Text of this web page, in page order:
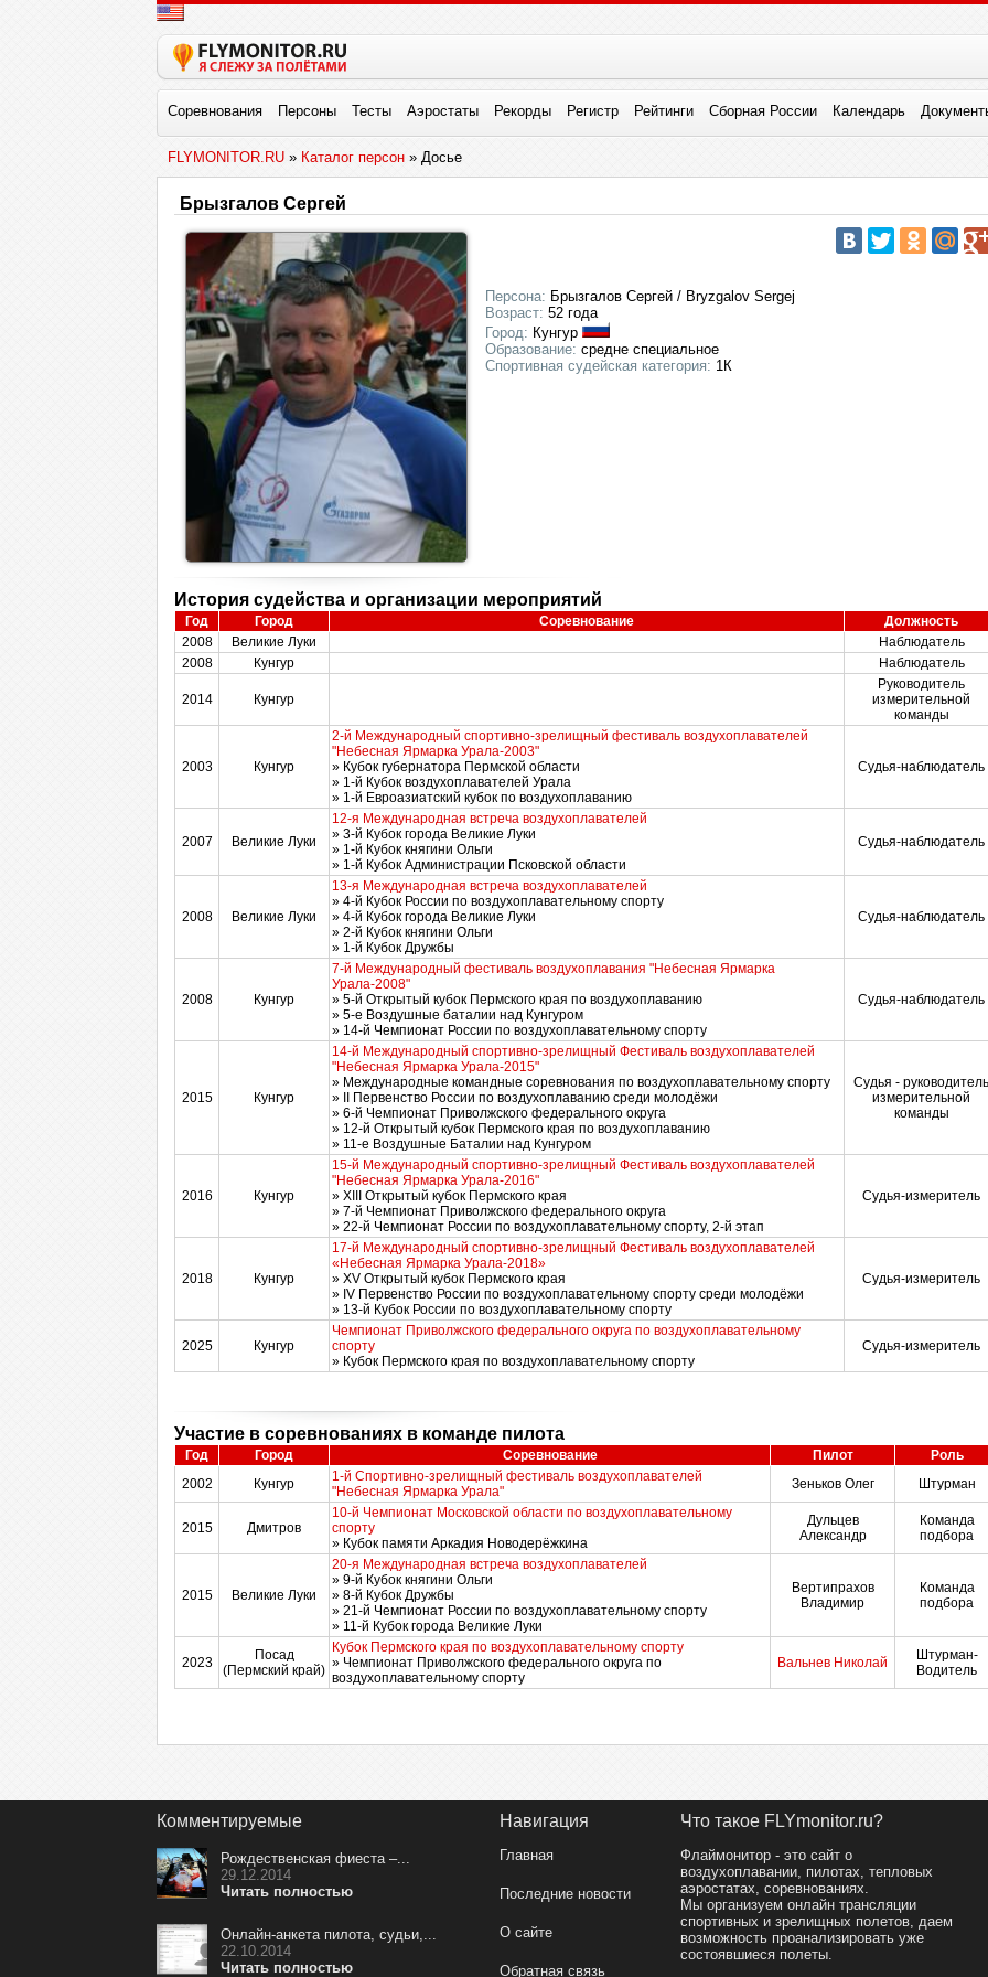
Соревнования Персоны Тесты Аэростаты Рекорды Регистр Рейтинги Сборная России Календарь
FLYMONITOR.RU » Каталог персон » Досье
Брызгалов Сергей
Персона: Брызгалов Сергей / Bryzgalov Sergej
Возраст: 52 года
Город: Кунгур
Образование: средне специальное
Спортивная судейская категория: 1К
История судейства и организации мероприятий
Год Город Соревнование
Должность
2008
Великие Луки
Наблюдатель
2008
Кунгур Наблюдатель
2014 Кунгур
Руководитель
измерительной
команды
2003 Кунгур
2-й Международный спортивно-зрелищный фестиваль воздухоплавателей
"Небесная Ярмарка Урала-2003"
» Кубок губернатора Пермской области
» 1-й Кубок воздухоплавателей Урала
» 1-й Евроазиатский кубок по воздухоплаванию
Судья-наблюдатель
2007 Великие Луки
12-я Международная встреча воздухоплавателей
» 3-й Кубок города Великие Луки
» 1-й Кубок княгини Ольги
» 1-й Кубок Администрации Псковской области
Судья-наблюдатель
2008 Великие Луки
13-я Международная встреча воздухоплавателей
» 4-й Кубок России по воздухоплавательному спорту
» 4-й Кубок города Великие Луки
» 2-й Кубок княгини Ольги
» 1-й Кубок Дружбы
Судья-наблюдатель
2008 Кунгур
7-й Международный фестиваль воздухоплавания "Небесная Ярмарка
Урала-2008"
» 5-й Открытый кубок Пермского края по воздухоплаванию
» 5-е Воздушные баталии над Кунгуром
» 14-й Чемпионат России по воздухоплавательному спорту
Судья-наблюдатель
2015 Кунгур
14-й Международный спортивно-зрелищный Фестиваль воздухоплавателей
"Небесная Ярмарка Урала-2015"
» Международные командные соревнования по воздухоплавательному спорту
» II Первенство России по воздухоплаванию среди молодёжи
» 6-й Чемпионат Приволжского федерального округа
» 12-й Открытый кубок Пермского края по воздухоплаванию
» 11-е Воздушные Баталии над Кунгуром
Судья - руководитель
измерительной
команды
2016 Кунгур
15-й Международный спортивно-зрелищный Фестиваль воздухоплавателей
"Небесная Ярмарка Урала-2016"
» XIII Открытый кубок Пермского края
» 7-й Чемпионат Приволжского федерального округа
» 22-й Чемпионат России по воздухоплавательному спорту, 2-й этап
Судья-измеритель
2018 Кунгур
17-й Международный спортивно-зрелищный Фестиваль воздухоплавателей
«Небесная Ярмарка Урала-2018»
» XV Открытый кубок Пермского края
» IV Первенство России по воздухоплавательному спорту среди молодёжи
» 13-й Кубок России по воздухоплавательному спорту
Судья-измеритель
2025 Кунгур
Чемпионат Приволжского федерального округа по воздухоплавательному
спорту
» Кубок Пермского края по воздухоплавательному спорту
Судья-измеритель
Участие в соревнованиях в команде пилота
Год Город Соревнование Пилот
Роль
2002
Кунгур
1-й Спортивно-зрелищный фестиваль воздухоплавателей
"Небесная Ярмарка Урала"
Зеньков Олег Штурман
2015 Дмитров
10-й Чемпионат Московской области по воздухоплавательному
спорту
» Кубок памяти Аркадия Новодерёжкина
Дульцев
Александр
Команда
подбора
2015 Великие Луки
20-я Международная встреча воздухоплавателей
» 9-й Кубок княгини Ольги
» 8-й Кубок Дружбы
» 21-й Чемпионат России по воздухоплавательному спорту
» 11-й Кубок города Великие Луки
Вертипрахов
Владимир
Команда
подбора
2023
Посад
(Пермский край)
Кубок Пермского края по воздухоплавательному спорту
» Чемпионат Приволжского федерального округа по
воздухоплавательному спорту
Вальнев Николай
Штурман-
Водитель
Комментируемые
Рождественская фиеста –...
29.12.2014
Читать полностью
Онлайн-анкета пилота, судьи,...
22.10.2014
Читать полностью
Навигация
Главная
Последние новости
О сайте
Обратная связь
Что такое FLYmonitor.ru?
Флаймонитор - это сайт о
воздухоплавании, пилотах, тепловых
аэростатах, соревнованиях.
Мы организуем онлайн трансляции
спортивных и зрелищных полетов, даем
возможность проанализировать уже
состоявшиеся полеты.